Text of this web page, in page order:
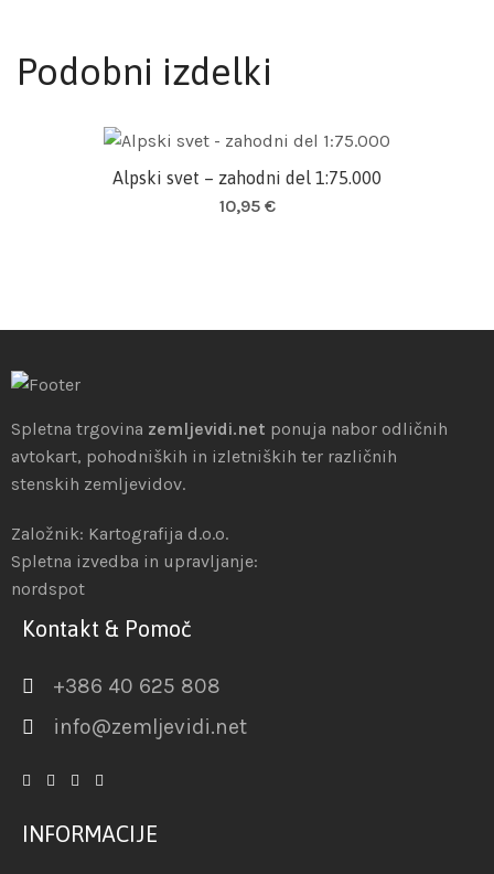
Podobni izdelki
Dodaj v košarico
Alpski svet – zahodni del 1:75.000
10,95 €
Spletna trgovina zemljevidi.net ponuja nabor odličnih
avtokart, pohodniških in izletniških ter različnih
stenskih zemljevidov.
Založnik: Kartografija d.o.o.
Spletna izvedba in upravljanje:
nordspot
Kontakt & Pomoč
+386 40 625 808
info@zemljevidi.net
INFORMACIJE